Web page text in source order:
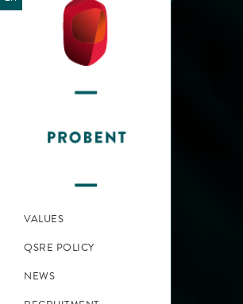
GROUP
SUBSIDIARIES AND
FIELDS OF SKILLS
PROBENT PROJET
PROBENT
TECHNOLOGY
COVID 19:KEYCK!
VALUES
QSRE POLICY
NEWS